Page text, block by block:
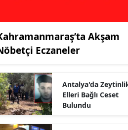
Akşam
Eczaneler
Antalya'da
Elleri Bağlı Ceset
Bulundu